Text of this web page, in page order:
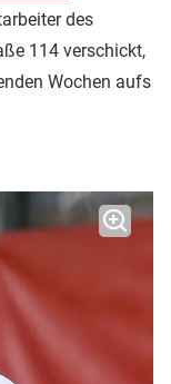
des
114 verschickt,
Wochen aufs